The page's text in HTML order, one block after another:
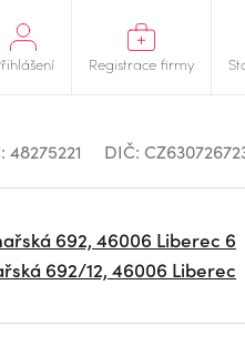
Registrace firmy
48275221 DIČ:
692, 46006 Liberec 6
692/12, 46006 Liberec